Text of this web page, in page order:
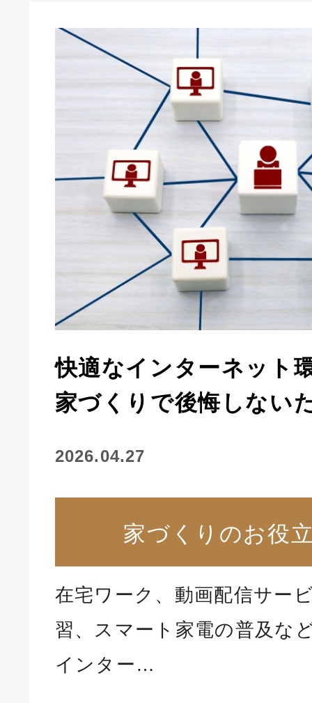
快適なインターネット
家づくりで後悔しない
2026.04.27
家づくりのお役
在宅ワーク、動画配信サー
習、スマート家電の普及な
インター…